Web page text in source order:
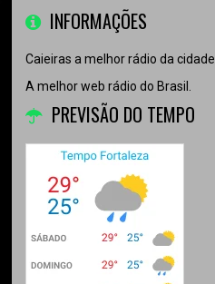
INFORMAÇÕES
Caieiras a melhor rádio da cidade
A melhor web rádio do Brasil.
PREVISÃO DO TEMPO